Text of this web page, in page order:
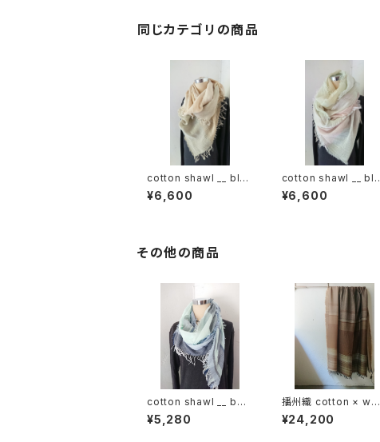
同じカテゴリの商品
cotton shawl __ blo
ck 220
¥6,600
cotton shawl __ blo
ck 220
¥6,600
その他の商品
cotton shawl __ bor
der 160 白波w
¥5,280
播州織 cotton × woo
l __ border 220-120
枯野GK
¥24,200